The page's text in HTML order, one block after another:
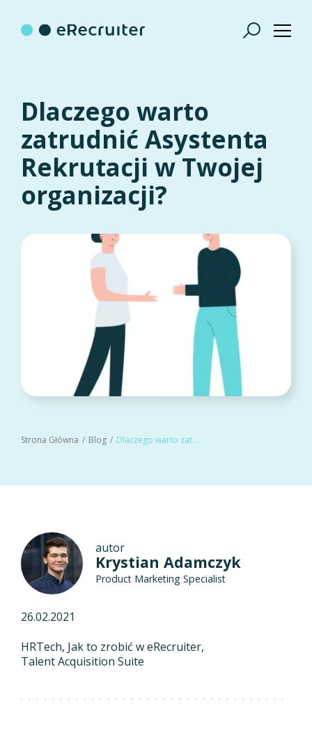
Dlaczego warto
zatrudnić Asystenta
Rekrutacji w Twojej
organizacji?
Strona Główna Blog Dlaczego warto zatrudnić Asystenta Rekrutacji w Twojej organizacji?
autor
Krystian Adamczyk
Product Marketing Specialist
26.02.2021
HRTech Jak to zrobić w eRecruiter
Talent Acquisition Suite